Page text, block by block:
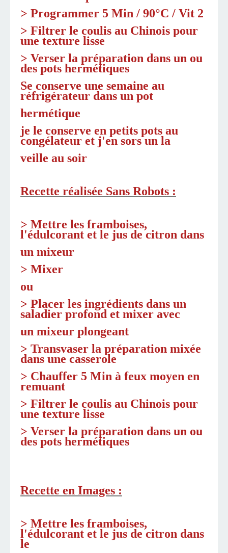
> Programmer 5 Min / 90°C / Vit 2
> Filtrer le coulis au Chinois pour
une texture lisse
> Verser la préparation dans un ou
des pots hermétiques
Se conserve une semaine au
réfrigérateur dans un pot
hermétique
je le conserve en petits pots au
congélateur et j'en sors un la
veille au soir
Recette réalisée Sans Robots :
> Mettre les framboises,
l'édulcorant et le jus de citron dans
un mixeur
> Mixer
ou
> Placer les ingrédients dans un
saladier profond et mixer avec
un mixeur plongeant
> Transvaser la préparation mixée
dans une casserole
> Chauffer 5 Min à feux moyen en
remuant
> Filtrer le coulis au Chinois pour
une texture lisse
> Verser la préparation dans un ou
des pots hermétiques
Recette en Images :
> Mettre les framboises,
l'édulcorant et le jus de citron dans
le